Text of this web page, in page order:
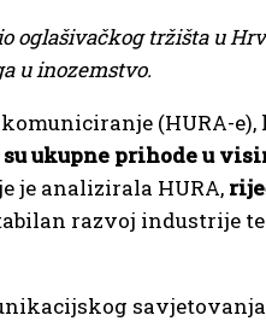
tržišta u
u inozemstvo.
(HURA-
ukupne prihode u
je analizirala HURA,
razvoj industrije